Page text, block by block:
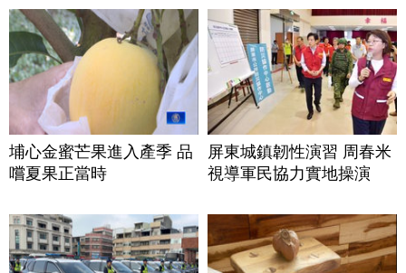
埔心金蜜芒果進入產季 品
嚐夏果正當時
屏東城鎮韌性演習 周春米
視導軍民協力實地操演